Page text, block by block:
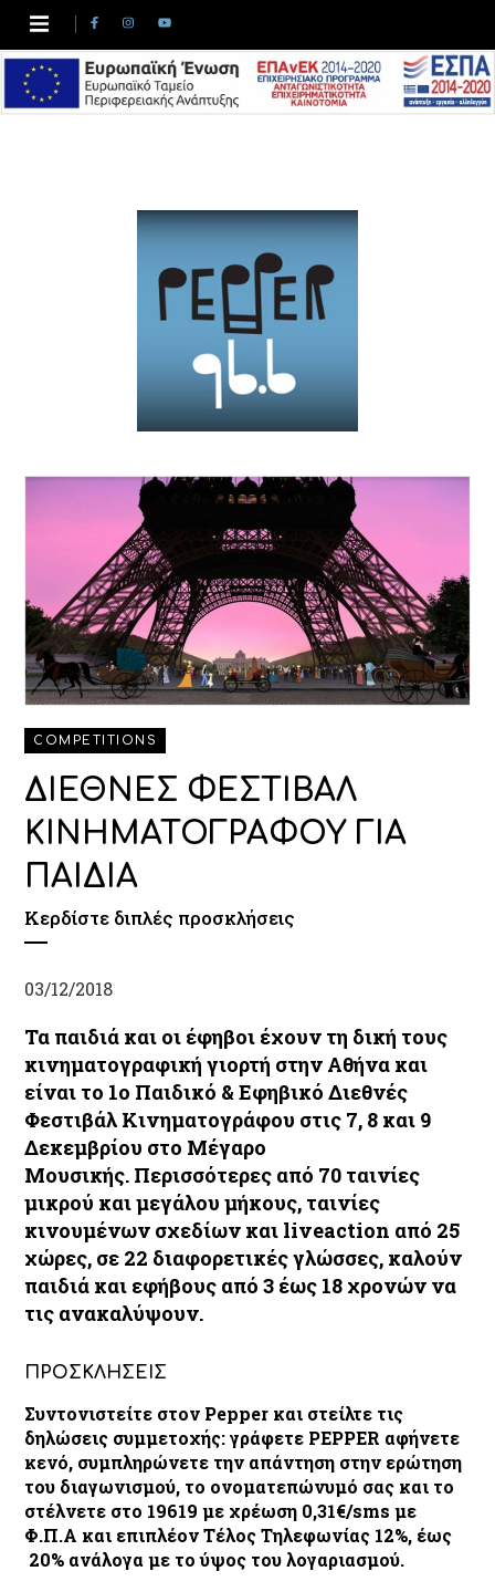
COMPETITIONS
ΔΙΕΘΝΕΣ ΦΕΣΤΙΒΑΛ
ΚΙΝΗΜΑΤΟΓΡΑΦΟΥ ΓΙΑ
ΠΑΙΔΙΑ
Κερδίστε διπλές προσκλήσεις
03/12/2018
Τα παιδιά και οι έφηβοι έχουν τη δική τους
κινηματογραφική γιορτή στην Αθήνα και
είναι το 1ο Παιδικό & Εφηβικό Διεθνές
Φεστιβάλ Κινηματογράφου στις 7, 8 και 9
Δεκεμβρίου στο Μέγαρο
Μουσικής. Περισσότερες από 70 ταινίες
μικρού και μεγάλου μήκους, ταινίες
κινουμένων σχεδίων και liveaction από 25
χώρες, σε 22 διαφορετικές γλώσσες, καλούν
παιδιά και εφήβους από 3 έως 18 χρονών να
τις ανακαλύψουν.
ΠΡΟΣΚΛΗΣΕΙΣ
Συντονιστείτε στον Pepper και στείλτε τις
δηλώσεις συμμετοχής: γράφετε PEPPER αφήνετε
κενό, συμπληρώνετε την απάντηση στην ερώτηση
του διαγωνισμού, το ονοματεπώνυμό σας και το
στέλνετε στο 19619 με χρέωση 0,31€/sms με
Φ.Π.Α και επιπλέον Τέλος Τηλεφωνίας 12%, έως
20% ανάλογα με το ύψος του λογαριασμού.